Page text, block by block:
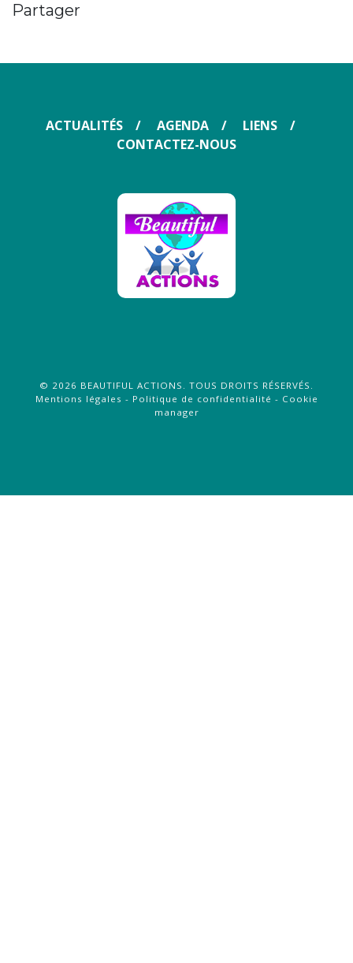
Partager
ACTUALITÉS AGENDA
LIENS
CONTACTEZ-NOUS
© 2026 BEAUTIFUL ACTIONS . TOUS DROITS RÉSERVÉS.
Mentions légales - Politique de confidentialité - Cookie
manager